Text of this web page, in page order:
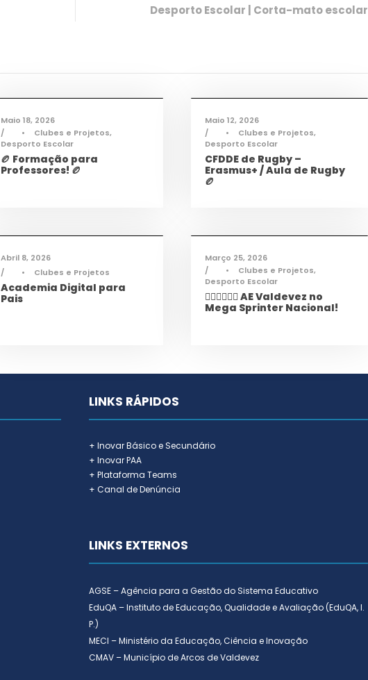
Desporto Escolar | Corta-mato escolar
Desporto,Notícias
Maio 18, 2026
•
Clubes e Projetos,
Desporto Escolar
🏉 Formação para
Professores! 🏉
Desporto,Notícias
Maio 12, 2026
•
Clubes e Projetos,
Desporto Escolar
CFDDE de Rugby –
Erasmus+ / Aula de Rugby
🏉
Abril 8, 2026
•
Clubes e Projetos
Academia Digital para
Pais
Março 25, 2026
•
Clubes e Projetos,
Desporto Escolar
🏃‍♀️🏃‍♂️🏃‍♀️ AE Valdevez no
Mega Sprinter Nacional!
LINKS RÁPIDOS
+ Inovar Básico e Secundário
+ Inovar PAA
+ Plataforma Teams
+ Canal de Denúncia
LINKS EXTERNOS
AGSE – Agência para a Gestão do Sistema Educativo
EduQA – Instituto de Educação, Qualidade e Avaliação (EduQA, I.
P.)
MECI – Ministério da Educação, Ciência e Inovação
CMAV – Município de Arcos de Valdevez